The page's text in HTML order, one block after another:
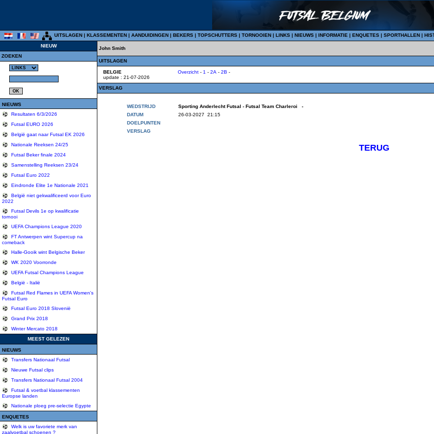
UITSLAGEN | KLASSEMENTEN | AANDUIDINGEN | BEKERS | TOPSCHUTTERS | TORNOOIEN | LINKS | NIEUWS | INFORMATIE | ENQUETES | SPORTHALLEN |
NIEUW
ZOEKEN
NIEUWS
Resultaten 6/3/2026
Futsal EURO 2026
België gaat naar Futsal EK 2026
Nationale Reeksen 24/25
Futsal Beker finale 2024
Samenstelling Reeksen 23/24
Futsal Euro 2022
Eindronde Elite 1e Nationale 2021
België niet gekwalificeerd voor Euro
2022
Futsal Devils 1e op kwalificatie
tornooi
UEFA Champions League 2020
FT Antwerpen wint Supercup na
comeback
Halle-Gooik wint Belgische Beker
WK 2020 Voorronde
UEFA Futsal Champions League
België - Italië
Futsal Red Flames in UEFA Women's
Futsal Euro
Futsal Euro 2018 Slovenië
Grand Prix 2018
Winter Mercato 2018
MEEST GELEZEN
NIEUWS
Transfers Nationaal Futsal
Nieuwe Futsal clips
Transfers Nationaal Futsal 2004
Futsal & voetbal klassementen
Europse landen
Nationale ploeg pre-selectie Egypte
ENQUETES
Welk is uw favoriete merk van
zaalvoetbal schoenen ?
John Smith
UITSLAGEN
BELGIE
update : 21-07-2026
Overzicht - 1 - 2A - 2B -
VERSLAG
WEDSTRIJD
Sporting Anderlecht Futsal - Futsal Team Charleroi -
DATUM
26-03-2027 21:15
DOELPUNTEN
VERSLAG
TERUG